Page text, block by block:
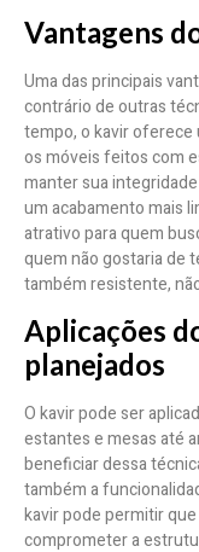
Vantagens
Uma das principais
contrário de outras
tempo, o kavir oferece
os móveis feitos com
manter sua
um acabamento mais
atrativo para quem
quem não gostaria de
também resistente,
Aplicações
planejados
O kavir pode ser
estantes e mesas até
beneficiar dessa
também a
kavir pode permitir
comprometer a